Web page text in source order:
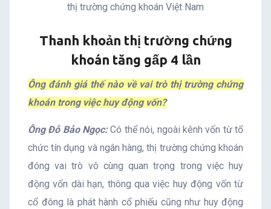
thị trường chứng khoán Việt Nam
Thanh khoản thị trường chứng
khoán tăng gấp 4 lần
Ông đánh giá thế nào về vai trò thị trường chứng
khoán trong việc huy động vốn?
Ông Đỗ Bảo Ngọc:Có thể nói, ngoài kênh vốn từ tổ
chức tín dụng và ngân hàng, thị trường chứng khoán
đóng vai trò vô cùng quan trọng trong việc huy
động vốn dài hạn, thông qua việc huy động vốn từ
cổ đông là phát hành cổ phiếu cũng như huy động